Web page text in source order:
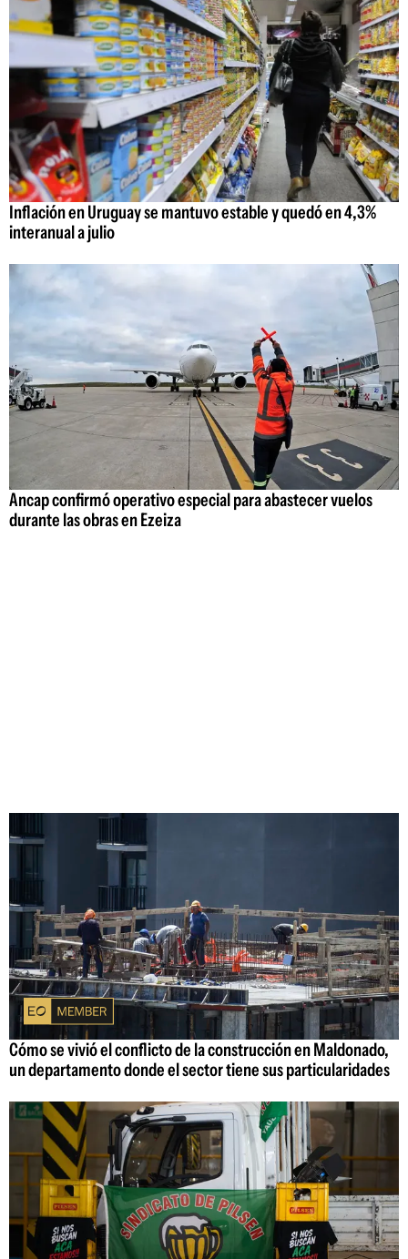
Inflación en Uruguay se mantuvo estable y quedó en 4,3%
interanual a julio
Ancap confirmó operativo especial para abastecer vuelos
durante las obras en Ezeiza
Cómo se vivió el conflicto de la construcción en Maldonado,
un departamento donde el sector tiene sus particularidades